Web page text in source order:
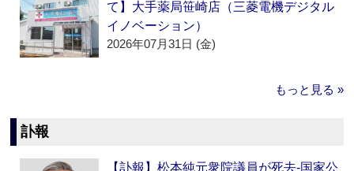
て】大手薬局笹崎店（三菱電機デジタル
イノベーション）
2026年07月31日 (金)
もっと見る »
訃報
【訃報】松本純元衆院議員が死去‐国家公